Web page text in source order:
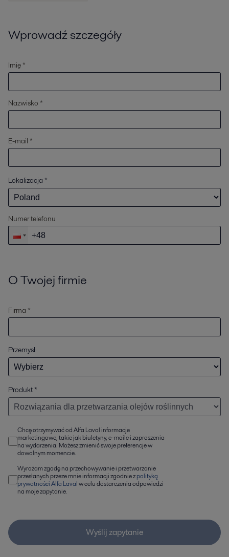
Wprowadź szczegóły
Imię *
Nazwisko *
E-mail *
Lokalizacja *
Numer telefonu
O Twojej firmie
Firma *
Przemysł
Produkt*
Chcę otrzymywać od Alfa Laval informacje
marketingowe, takie jak biuletyny, e-maile i zaproszenia
na wydarzenia. Możesz zmienić swoje preferencje w
dowolnym momencie.
Wyrażam zgodę na przechowywanie i przetwarzanie
przesłanych przeze mnie informacji zgodnie zpolityką
prywatności Alfa Lavalw celu dostarczenia odpowiedzi
na moje zapytanie.
Wyślij zapytanie